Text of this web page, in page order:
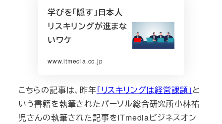
学びを「隠す」日本人
リスキリングが進まな
いワケ
www.itmedia.co.jp
こちらの記事は、昨年「リスキリングは経営課題」と
いう書籍を執筆されたパーソル総合研究所小林祐
児さんの執筆された記事をITmediaビジネスオン